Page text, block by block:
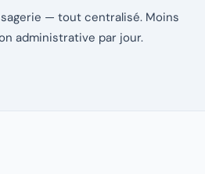
— tout centralisé. Moins
administrative par jour.